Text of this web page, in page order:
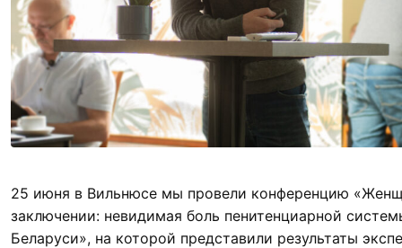
25 июня в Вильнюсе мы провели конференцию
заключении: невидимая боль пенитенциарной
Беларуси», на которой представили результаты